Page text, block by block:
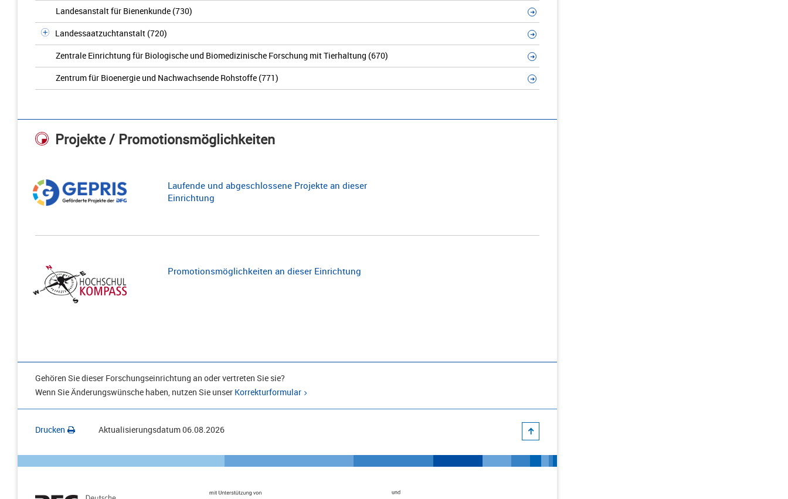
Landesanstalt für Bienenkunde (730)
Landessaatzuchtanstalt (720)
Zentrale Einrichtung für Biologische und Biomedizinische Forschung mit Tierhaltung (670)
Zentrum für Bioenergie und Nachwachsende Rohstoffe (771)
Projekte / Promotionsmöglichkeiten
Laufende und abgeschlossene Projekte an dieser
Einrichtung
Promotionsmöglichkeiten an dieser Einrichtung
Gehören Sie dieser Forschungseinrichtung an oder vertreten Sie sie?
Wenn Sie Änderungswünsche haben, nutzen Sie unser Korrekturformular
Drucken Aktualisierungsdatum06.08.2026